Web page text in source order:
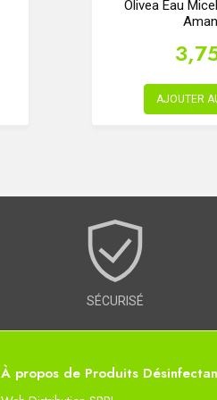
Olivea Eau
AJOUTER
SÉCURISÉ
À propos de Produits